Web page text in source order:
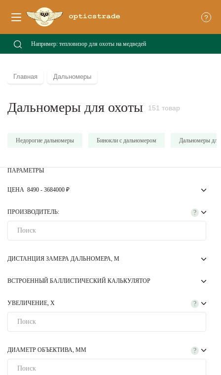
?
Главная Дальномеры
Дальномеры для охоты 151 товар
Недорогие дальномеры Бинокли с дальномером Дальномеры
ПАРАМЕТРЫ
ЦЕНА 8490 - 3684000 ₽
?
ПРОИЗВОДИТЕЛЬ:
ДИСТАНЦИЯ ЗАМЕРА ДАЛЬНОМЕРА, М
ВСТРОЕННЫЙ БАЛЛИСТИЧЕСКИЙ КАЛЬКУЛЯТОР
?
УВЕЛИЧЕНИЕ, Х
?
ДИАМЕТР ОБЪЕКТИВА, ММ